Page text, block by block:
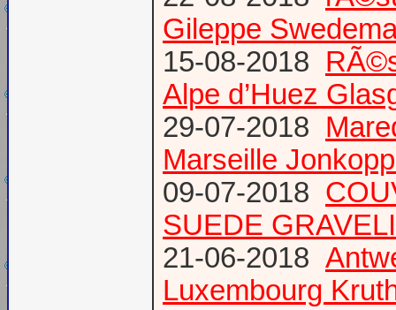
Gileppe
15-08-2018
Alpe d’Huez
29-07-2018
Marseille
09-07-2018
SUEDE
21-06-2018
Luxembourg